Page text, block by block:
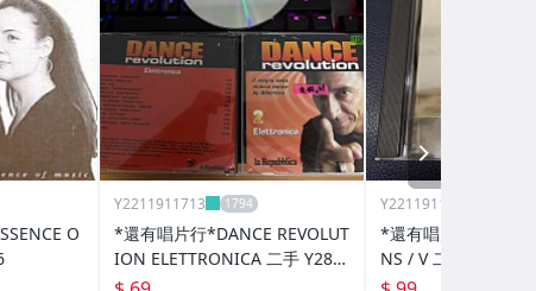
O
Y2211911713
*還有唱片行*DANCE REVOLUT
ION ELETTRONICA 二手 Y287
13(刮傷、封底破、競標)
Y2211911713
*還有唱片行
NS / V 二手 Y11052